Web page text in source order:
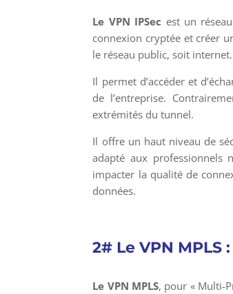
Le VPN IPSec est un
connexion cryptée et créer
le réseau public, soit internet.
Il permet d’accéder et
de l’entreprise.
extrémités du tunnel.
Il offre un haut niveau de
adapté aux professionnels
impacter la qualité de
données.
2# Le VPN MPLS :
Le VPN MPLS, pour « Multi-